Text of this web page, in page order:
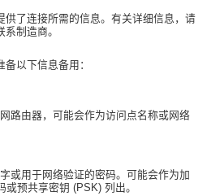
供了连接所需的信息。有关详细信息，请
制造商。
以下信息备用：
路由器，可能会作为访问点名称或网络
或用于网络验证的密码。可能会作为加
预共享密钥 (PSK) 列出。